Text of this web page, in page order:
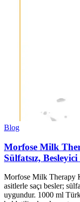
Blog
Morfose Milk
Sülfatsız,
Morfose Milk Therapy
asitlerle saçı besler;
uygundur. 1000 ml